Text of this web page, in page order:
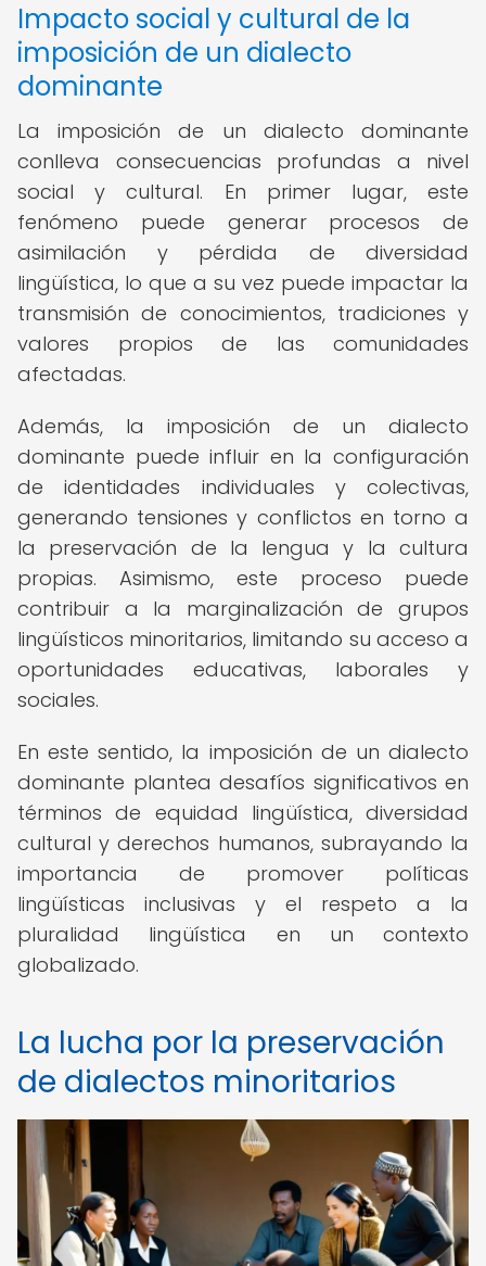
Impacto social y cultural de la
imposición de un dialecto
dominante
La imposición de un dialecto dominante
conlleva consecuencias profundas a nivel
social y cultural. En primer lugar, este
fenómeno puede generar procesos de
asimilación y pérdida de diversidad
lingüística, lo que a su vez puede impactar la
transmisión de conocimientos, tradiciones y
valores propios de las comunidades
afectadas.
Además, la imposición de un dialecto
dominante puede influir en la configuración
de identidades individuales y colectivas,
generando tensiones y conflictos en torno a
la preservación de la lengua y la cultura
propias. Asimismo, este proceso puede
contribuir a la marginalización de grupos
lingüísticos minoritarios, limitando su acceso a
oportunidades educativas, laborales y
sociales.
En este sentido, la imposición de un dialecto
dominante plantea desafíos significativos en
términos de equidad lingüística, diversidad
cultural y derechos humanos, subrayando la
importancia de promover políticas
lingüísticas inclusivas y el respeto a la
pluralidad lingüística en un contexto
globalizado.
La lucha por la preservación
de dialectos minoritarios